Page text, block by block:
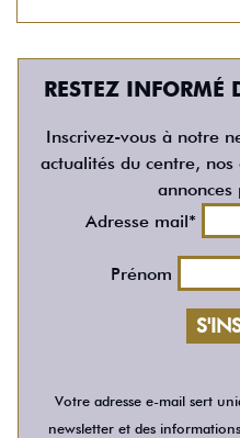
RESTEZ INFORMÉ
Inscrivez-vous à notre
actualités du centre,
annonces
Adresse mail*
Prénom
Votre adresse e-mail sert
newsletter et des